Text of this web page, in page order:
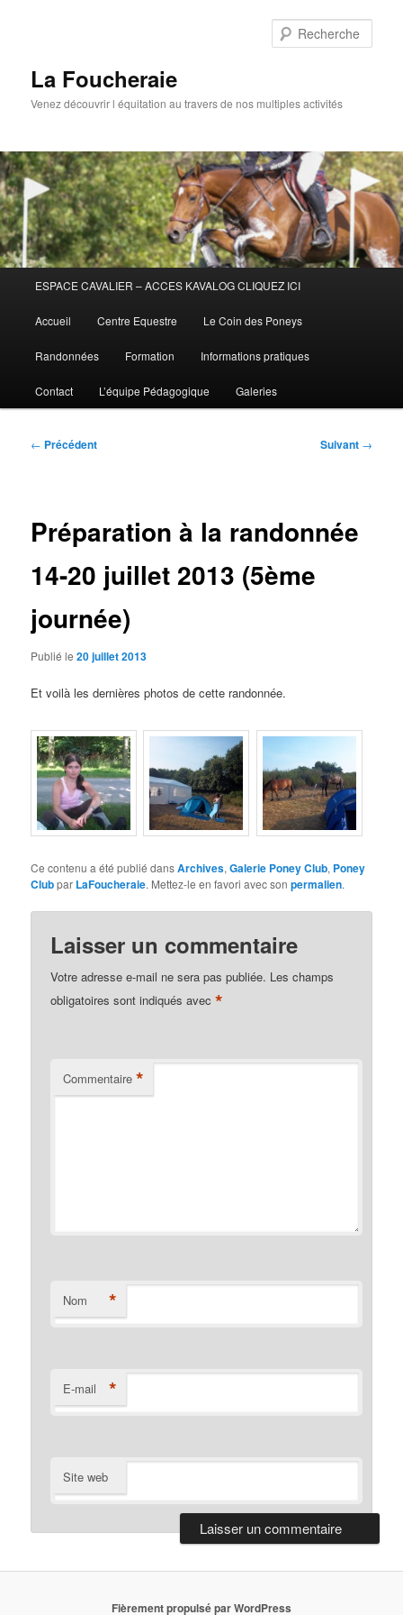
La Foucheraie
Venez découvrir l équitation au travers de nos multiples activités
principal
ESPACE CAVALIER – ACCES KAVALOG CLIQUEZ ICI
Accueil Centre Equestre Le Coin des Poneys
Randonnées Formation Informations pratiques
Contact L’équipe Pédagogique Galeries
Navigation
← Précédent Suivant →
Préparation à la randonnée
14-20 juillet 2013 (5ème
journée)
Publié le20 juillet 2013
Et voilà les dernières photos de cette randonnée.
Ce contenu a été publié dansArchives,Galerie Poney Club, Poney
Clubpar LaFoucheraie. Mettez-le en favori avec sonpermalien.
Laisser un commentaire
Votre adresse e-mail ne sera pas publiée. Les champs
obligatoires sont indiqués avec*
Commentaire *
Nom *
E-mail *
Site web
Fièrement propulsé par WordPress